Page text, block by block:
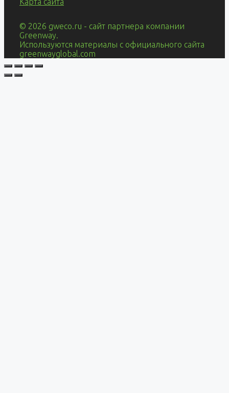
© 2026 gweco.ru - сайт партнера компании
Greenway.
Используются материалы с официального сайта
greenwayglobal.com